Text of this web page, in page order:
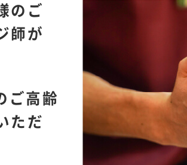
のご
師が
ご高齢
ただ